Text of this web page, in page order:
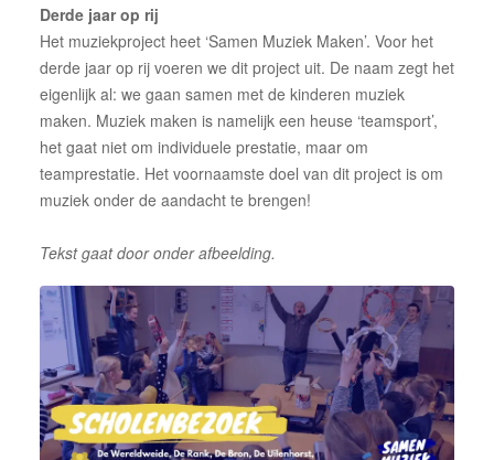
Donateur of sponsor worden
Een korps boeken
Derde jaar op rij
Het muziekproject heet ‘Samen Muziek Maken’. Voor het
derde jaar op rij voeren we dit project uit. De naam zegt het
eigenlijk al: we gaan samen met de kinderen muziek
maken. Muziek maken is namelijk een heuse ‘teamsport’,
het gaat niet om individuele prestatie, maar om
teamprestatie. Het voornaamste doel van dit project is om
muziek onder de aandacht te brengen!
Tekst gaat door onder afbeelding.